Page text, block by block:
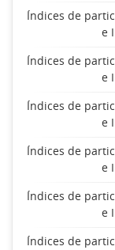
Índices de
e
Índices de
e
Índices de
e
Índices de
e
Índices de
e
Índices de